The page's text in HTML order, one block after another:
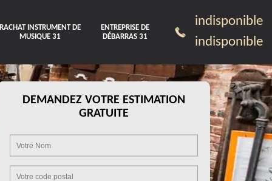
RACHAT INSTRUMENT DE
MUSIQUE 31
ENTREPRISE DE
DÉBARRAS 31
indisponible
indisponible
DEMANDEZ VOTRE ESTIMATION
GRATUITE